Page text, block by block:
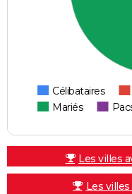
Célibataires
Mariés
Les villes
Les